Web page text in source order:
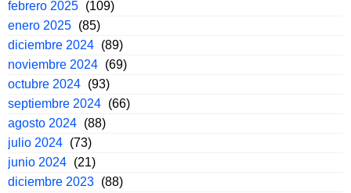
febrero 2025 (109)
enero 2025 (85)
diciembre 2024 (89)
noviembre 2024 (69)
octubre 2024 (93)
septiembre 2024 (66)
agosto 2024 (88)
julio 2024 (73)
junio 2024 (21)
diciembre 2023 (88)